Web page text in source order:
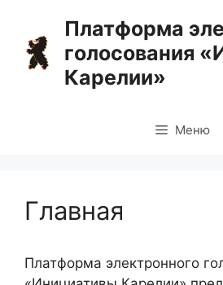
содержимому
Платформа
голосования
Карелии»
Меню
Главная
Платформа электронного